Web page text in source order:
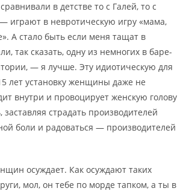
в детстве то с Галей, то с
играют в невротическую игру «мама,
А стало быть если меня тащат в
так сказать, одну из немногих в баре-
— я лучше. Эту идиотическую для
лет установку женщины даже не
внутри и провоцирует женскую голову
заставляя страдать производителей
боли и радоваться — производителей
осуждает. Как осуждают таких
мол, он тебе по морде тапком, а ты в